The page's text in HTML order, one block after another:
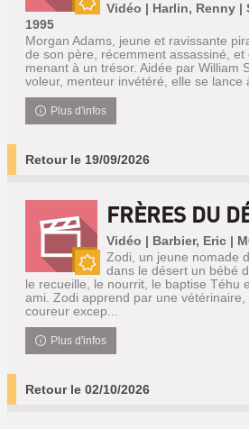
Nouveauté
Vidéo | Harlin, Renny |
1995
Morgan Adams, jeune et ravissante
de son père, récemment assassiné,
menant à un trésor. Aidée par William
voleur, menteur invétéré, elle se lance
Plus d'infos
Retour le 19/09/2026
Nouveauté
FRÈRES DU
Vidéo | Barbier, Eric |
Zodi, un jeune nomade
dans le désert un bébé
le recueille, le nourrit, le baptise Téhu
ami. Zodi apprend par une
coureur excep...
Plus d'infos
Retour le 02/10/2026